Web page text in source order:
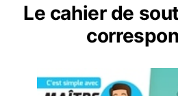
Le cahier de